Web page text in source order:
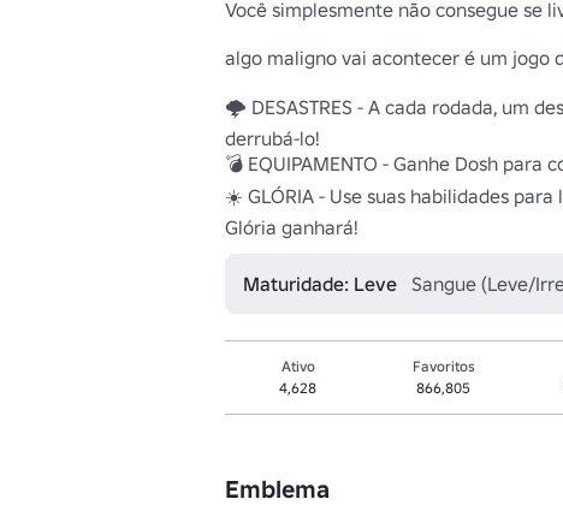
Você simplesmente não consegue se
algo maligno vai acontecer é um jogo
🌩️ DESASTRES - A cada rodada, um
derrubá-lo!
💣 EQUIPAMENTO - Ganhe Dosh
☀️ GLÓRIA - Use suas habilidades
Glória ganhará!
Maturidade: Leve Sangue (Leve/
Ativo
4,628
Favoritos
866,805
Emblema